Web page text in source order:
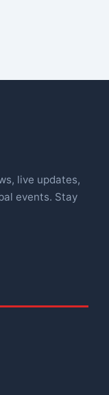
live updates,
events. Stay